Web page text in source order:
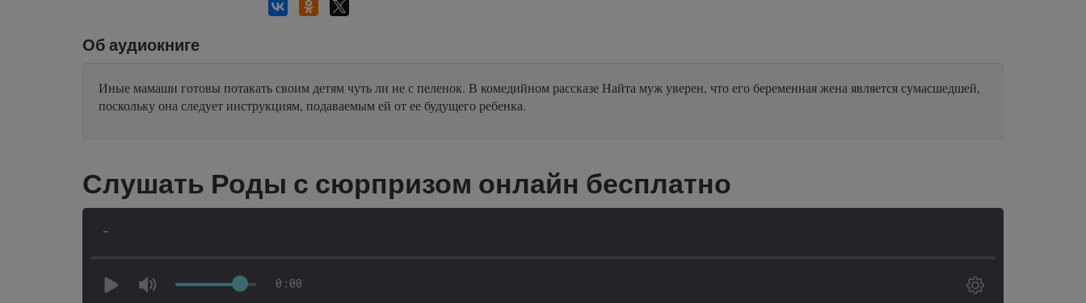
Об аудиокниге
Иные мамаши готовы потакать своим детям чуть ли не с пеленок. В комедийном рассказе Найта муж уверен, что его беременная жена является сумасшедшей,
поскольку она следует инструкциям, подаваемым ей от ее будущего ребенка.
Слушать Роды с сюрпризом онлайн бесплатно
-
0:00